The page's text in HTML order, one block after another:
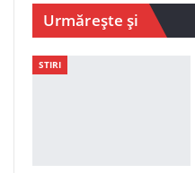
Urmărește și
STIRI